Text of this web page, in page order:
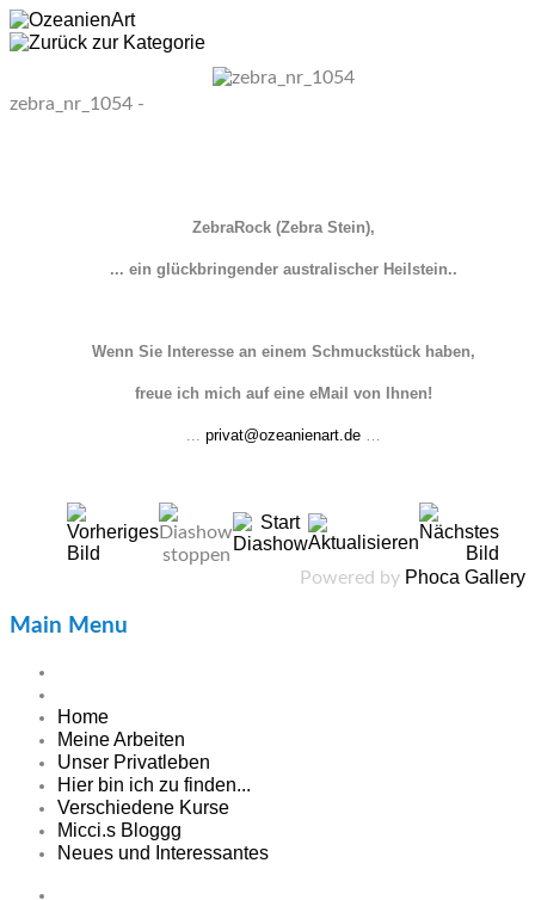
zebra_nr_1054 -
ZebraRock (Zebra Stein),
... ein glückbringender australischer Heilstein..
Wenn Sie Interesse an einem Schmuckstück haben,
freue ich mich auf eine eMail von Ihnen!
... privat@ozeanienart.de…
Powered by Phoca Gallery
Main Menu
Home
Meine Arbeiten
Unser Privatleben
Hier bin ich zu finden...
Verschiedene Kurse
Micci.s Bloggg
Neues und Interessantes